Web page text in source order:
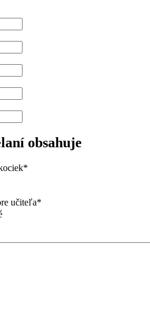
obsahuje
*
učiteľa*